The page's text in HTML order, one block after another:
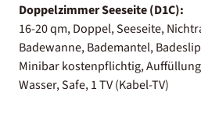
Doppelzimmer Seeseite (D1C):
16-20 qm, Doppel, Seeseite,
Badewanne, Bademantel,
Minibar kostenpflichtig,
Wasser, Safe, 1 TV (Kabel-TV)